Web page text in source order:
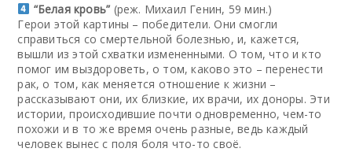
“Белая кровь” (реж. Михаил Генин, 59 мин.)
Герои этой картины – победители. Они смогли
справиться со смертельной болезнью, и, кажется,
вышли из этой схватки измененными. О том, что и кто
помог им выздороветь, о том, каково это – перенести
рак, о том, как меняется отношение к жизни –
рассказывают они, их близкие, их врачи, их доноры. Эти
истории, происходившие почти одновременно, чем-то
похожи и в то же время очень разные, ведь каждый
человек вынес с поля боля что-то своё.